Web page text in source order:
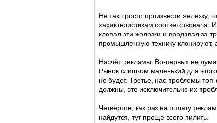
Не так просто произвести
характеристикам
клепал эти железки и продавал за
промышленную технику клонируют,
Насчёт рекламы. Во-первых не
Рынок слишком маленький для
не будет. Третье, нас проблемы
должны, это исключительно их
Четвёртое, как раз на оплату
найдутся, тут проще всего пилить.